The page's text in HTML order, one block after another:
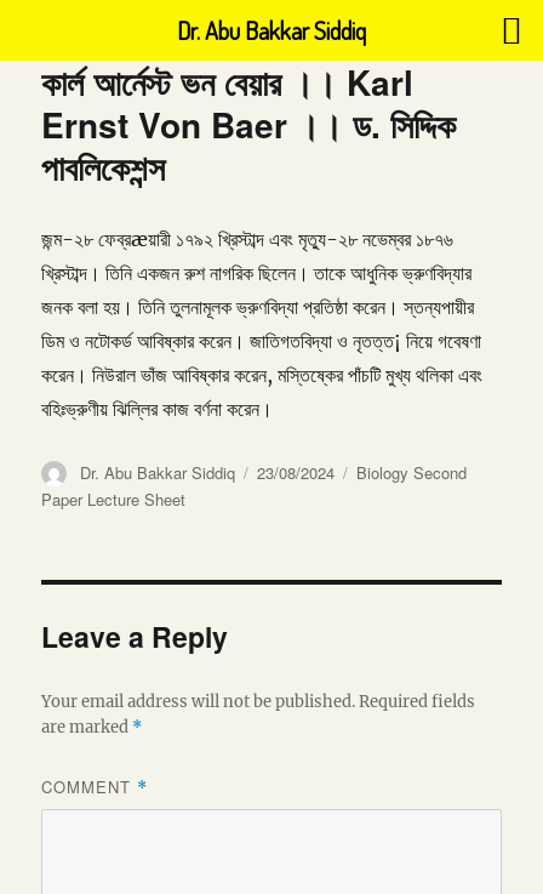
কার্ল আর্নেস্ট ভন বেয়ার ।। Karl
Ernst Von Baer ।। ড. সিদ্দিক
পাবলিকেশন্স
জন্ম-২৮ ফেব্রæয়ারী ১৭৯২ খ্রিস্টাব্দ এবং মৃত্যু-২৮ নভেম্বর ১৮৭৬
খ্রিস্টাব্দ। তিনি একজন রুশ নাগরিক ছিলেন। তাকে আধুনিক ভ্রুণবিদ্যার
জনক বলা হয়। তিনি তুলনামূলক ভ্রুণবিদ্যা প্রতিষ্ঠা করেন। স্তন্যপায়ীর
ডিম ও নটোকর্ড আবিষ্কার করেন। জাতিগতবিদ্যা ও নৃতত্ত¡ নিয়ে গবেষণা
করেন। নিউরাল ভাঁজ আবিষ্কার করেন, মস্তিষ্কের পাঁচটি মুখ্য থলিকা এবং
বহিঃভ্রুণীয় ঝিল্লির কাজ বর্ণনা করেন।
Author
Dr. Abu Bakkar Siddiq
Posted
23/08/2024 Categories
Biology Second
Paper Lecture Sheet
Leave a Reply
Your email address will not be published. Required fields
are marked *
COMMENT *
Dr. Abu Bakkar Siddiq